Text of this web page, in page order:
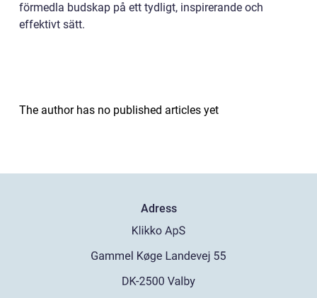
förmedla budskap på ett tydligt, inspirerande och
effektivt sätt.
The author has no published articles yet
Adress